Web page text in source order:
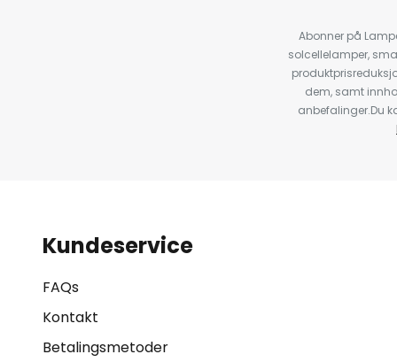
Abonner på
solcellelamper,
dem, samt
anbefalinger.Du
Kundeservice
FAQs
Kontakt
Betalingsmetoder